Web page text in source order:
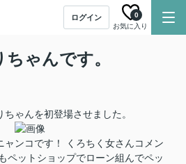
ログイン
お気に入り
0
ゃんです。
ゃんを初登場させました。
ャンコです！ くろちく女さんコメン
ペットショップでローン組んでペッ